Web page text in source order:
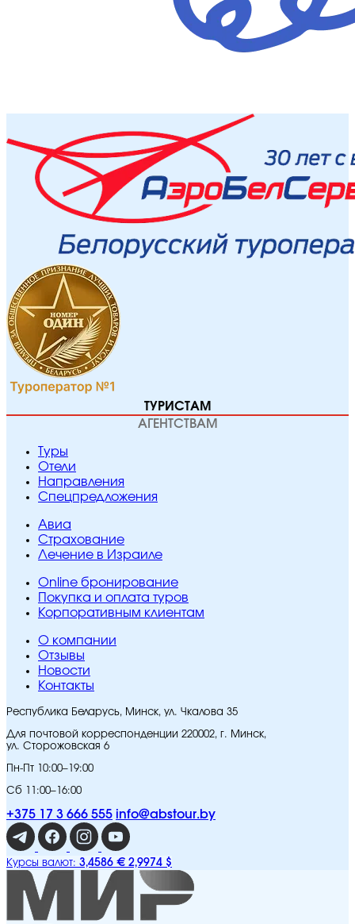
ТУРИСТАМ
АГЕНТСТВАМ
Туры
Отели
Направления
Спецпредложения
Авиа
Страхование
Лечение в Израиле
Online бронирование
Покупка и оплата туров
Корпоративным клиентам
O компании
Отзывы
Новости
Контакты
Республика Беларусь, Минск, ул. Чкалова 35
Для почтовой корреспонденции 220002, г. Минск,
ул. Сторожовская 6
Пн-Пт 10:00–19:00
Сб 11:00–16:00
+375 17 3 666 555 info@abstour.by
Курсы валют: 3,4586 € 2,9974 $